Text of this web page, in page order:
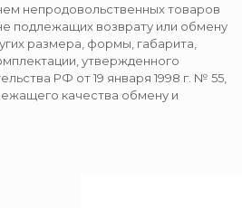
непродовольственных товаров
подлежащих возврату или обмену
размера, формы, габарита,
утвержденного
РФ от 19 января 1998 г. № 55,
качества обмену и